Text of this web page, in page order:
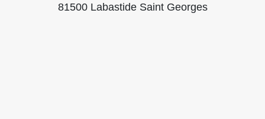
81500 Labastide Saint Georges